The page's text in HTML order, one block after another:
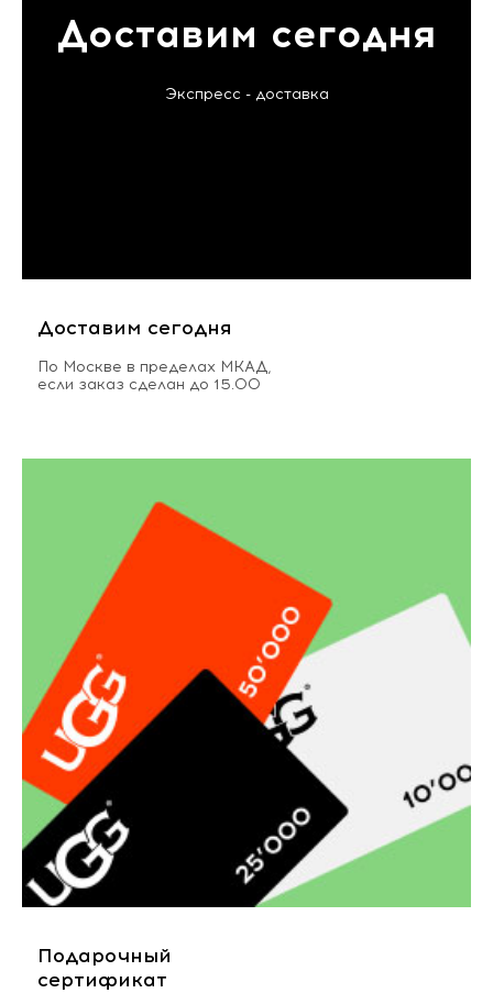
Доставим сегодня
Экспресс - доставка
Доставим сегодня
По Москве в пределах МКАД,
если заказ сделан до 15.00
Подарочный
сертификат